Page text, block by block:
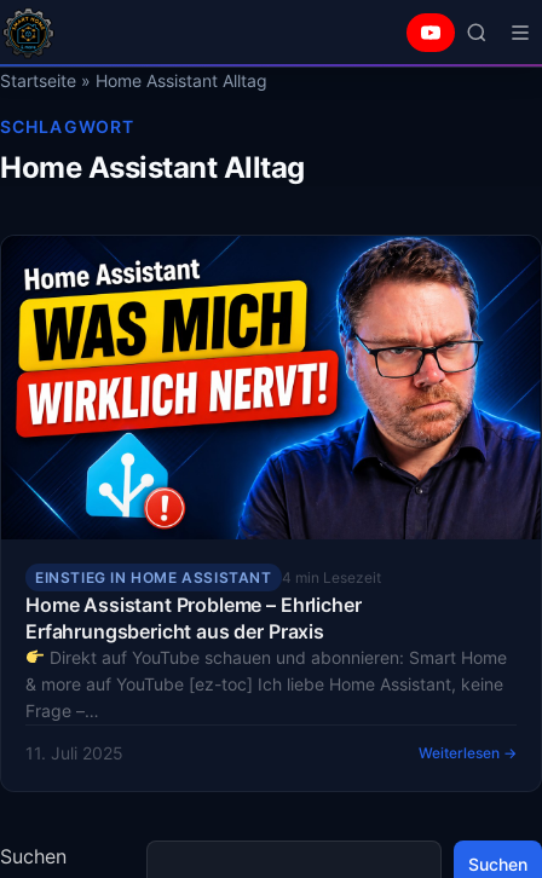
Startseite » Home Assistant Alltag
SCHLAGWORT
Home Assistant Alltag
EINSTIEG IN HOME ASSISTANT 4 min Lesezeit
Home Assistant Probleme – Ehrlicher
Erfahrungsbericht aus der Praxis
Direkt auf YouTube schauen und abonnieren: Smart Home
& more auf YouTube [ez-toc] Ich liebe Home Assistant, keine
Frage –…
11. Juli 2025 Weiterlesen →
Suchen Suchen